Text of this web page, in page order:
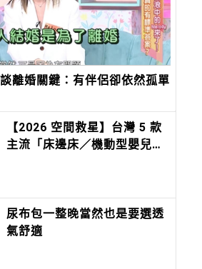
離婚關鍵：有伴侶卻依然孤單
【2026 空間救星】台灣 5 款
主流「床邊床／機動型嬰兒
方
尿布包一整晚當然也是要選透
氣舒適